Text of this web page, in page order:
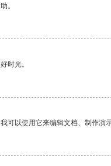
。
时光。
以使用它来编辑文档、制作演